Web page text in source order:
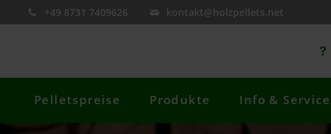
+49 8731 7409626 kontakt@holzpellets.net
Pelletspreise Produkte Info & Service